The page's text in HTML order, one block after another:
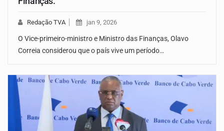
Redação TVA jan 9, 2026
O Vice-primeiro-ministro e Ministro das Finanças, Olavo
Correia considerou que o país vive um período…